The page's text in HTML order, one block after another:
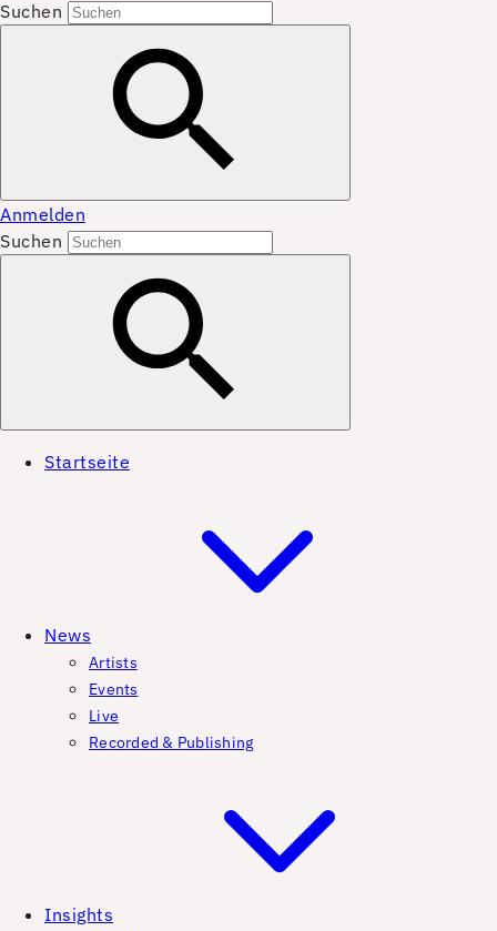
Suchen
Anmelden
Suchen
Startseite
News
Artists
Events
Live
Recorded & Publishing
Insights